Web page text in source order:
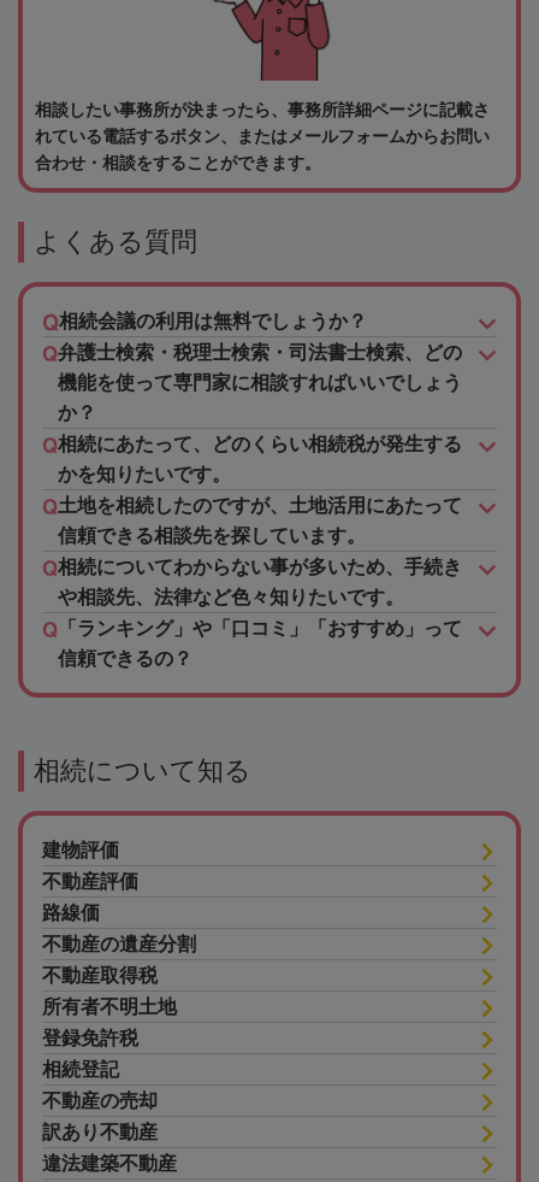
相談したい事務所が決まったら、事務所詳細ページに記載さ
れている電話するボタン、またはメールフォームからお問い
合わせ・相談をすることができます。
よくある質問
相続会議の利用は無料でしょうか？
弁護士検索・税理士検索・司法書士検索、どの
機能を使って専門家に相談すればいいでしょう
か？
相続にあたって、どのくらい相続税が発生する
かを知りたいです。
土地を相続したのですが、土地活用にあたって
信頼できる相談先を探しています。
相続についてわからない事が多いため、手続き
や相談先、法律など色々知りたいです。
「ランキング」や「口コミ」「おすすめ」って
信頼できるの？
相続について知る
建物評価
不動産評価
路線価
不動産の遺産分割
不動産取得税
所有者不明土地
登録免許税
相続登記
不動産の売却
訳あり不動産
違法建築不動産